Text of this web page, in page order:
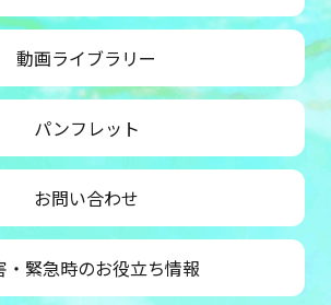
動画ライブラリー
パンフレット
お問い合わせ
・緊急時のお役立ち情報